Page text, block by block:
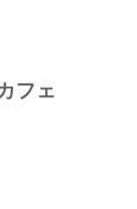
フェ